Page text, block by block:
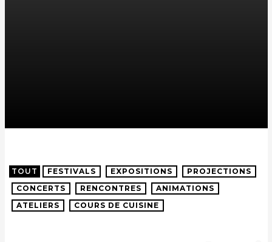
TOUT FESTIVALS EXPOSITIONS
PROJECTIONS
CONCERTS
RENCONTRES
ANIMATIONS
ATELIERS
COURS DE CUISINE